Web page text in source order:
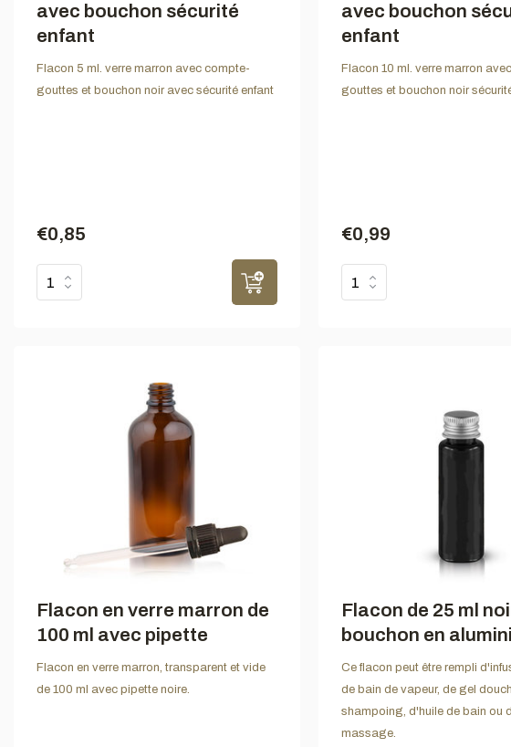
avec bouchon sécurité
enfant
Flacon 5 ml. verre marron avec compte-
gouttes et bouchon noir avec sécurité enfant
€0,85
avec bouchon
enfant
Flacon 10 ml. verre marron
gouttes et bouchon noir
€0,99
Flacon en verre marron de
100 ml avec pipette
Flacon en verre marron, transparent et vide
de 100 ml avec pipette noire.
Flacon de 25 ml
bouchon en
Ce flacon peut être rempli
de bain de vapeur, de gel
shampoing, d'huile de bain ou
massage.